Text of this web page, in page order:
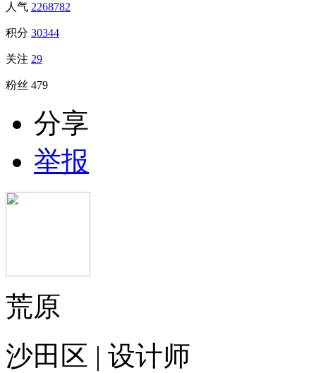
人气 2268782
积分 30344
关注 29
粉丝 479
分享
举报
荒原
沙田区 | 设计师